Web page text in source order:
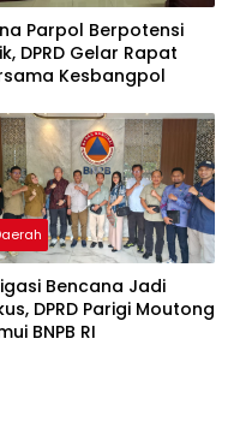
Parpol Berpotensi
DPRD Gelar Rapat
Kesbangpol
Bencana Jadi
DPRD Parigi Moutong
BNPB RI